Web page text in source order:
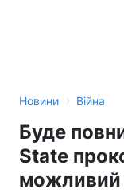
Новини › Війна
Буде
State
можливий